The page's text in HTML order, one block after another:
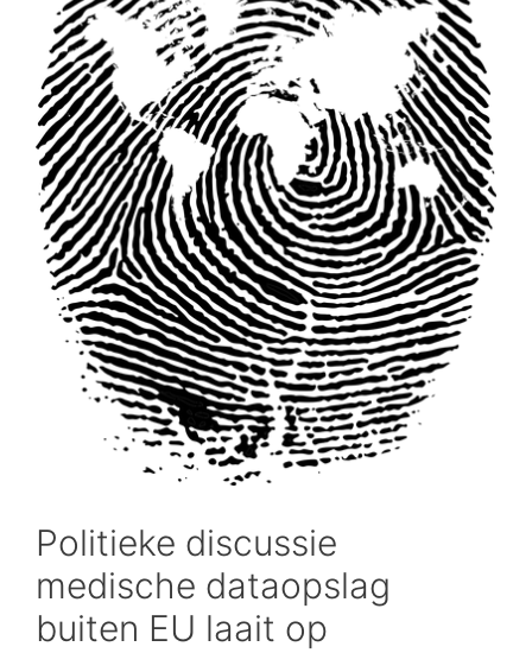
Politieke discussie
medische dataopslag
buiten EU laait op